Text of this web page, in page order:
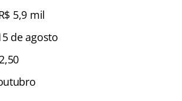
5,9 mil
de agosto